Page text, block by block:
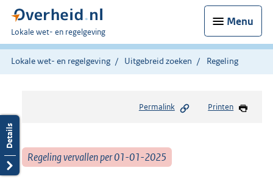
Menu
U
bent
hier:
Lokale wet- en regelgeving
Lokale wet- en regelgeving Uitgebreid zoeken Regeling
Permalink Printen
Regeling vervallen per 01-01-2025